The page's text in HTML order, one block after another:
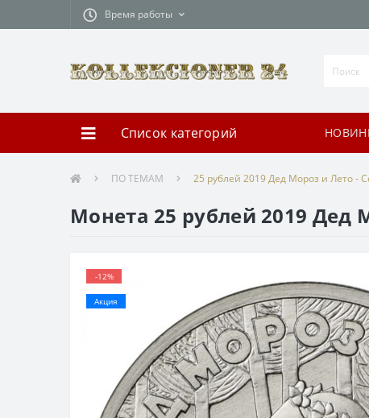
Время работы
Список категорий
ПО ТЕМАМ 25 рублей 2019 Дед Мороз и Лето -
Монета 25 рублей 2019 Дед
-12%
Акция